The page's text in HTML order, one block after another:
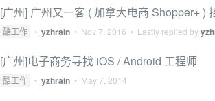
[广州] 广州又一客 ( 加拿大电商 Shopper+ )
酷工作 • yzhrain • Nov 7, 2016 • Lastly replied by
[广州]电子商务寻找 iOS / Android 工程师
酷工作 • yzhrain • May 7, 2014